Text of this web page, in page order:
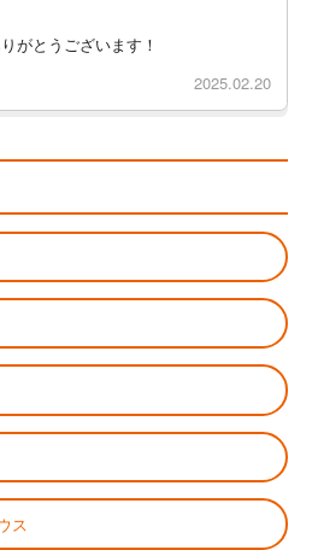
がとうございます！
2025.02.20
ス